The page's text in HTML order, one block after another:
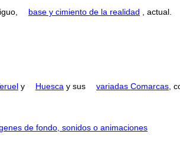
base y cimiento de la realidad , actual.
y Huesca y sus variadas Comarcas ,
de fondo, sonidos o animaciones